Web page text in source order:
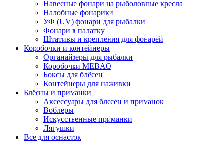
Навесные фонари на рыболовные кресла
Налобные фонарики
УФ (UV) фонари для рыбалки
Фонари в палатку
Штативы и крепления для фонарей
Коробочки и контейнеры
Органайзеры для рыбалки
Коробочки MEBAO
Боксы для блёсен
Контейнеры для наживки
Блёсны и приманки
Аксессуары для блесен и приманок
Воблеры
Искусственные приманки
Лягушки
Все для оснасток